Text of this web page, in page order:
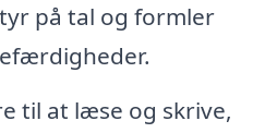
på tal og formler
til at læse og skrive,